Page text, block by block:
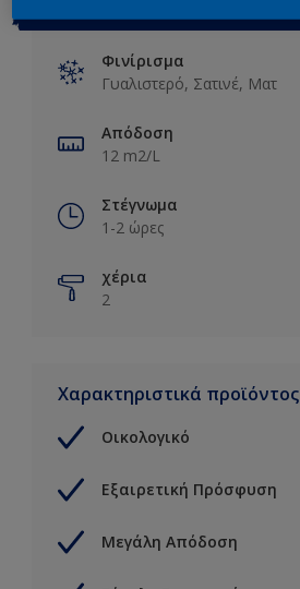
Φινίρισμα
Γυαλιστερό, Σατινέ, Ματ
Απόδοση
12 m2/L
Στέγνωμα
1-2 ώρες
χέρια
2
Χαρακτηριστικά προϊόντος
Οικολογικό
Εξαιρετική Πρόσφυση
Μεγάλη Απόδοση